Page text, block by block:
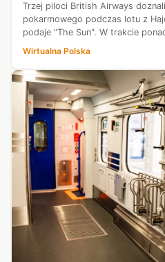
Trzej piloci British Airways
pokarmowego podczas lotu z
podaje "The Sun". W trakcie
Londynu jeden z nich był
Wirtualna Polska